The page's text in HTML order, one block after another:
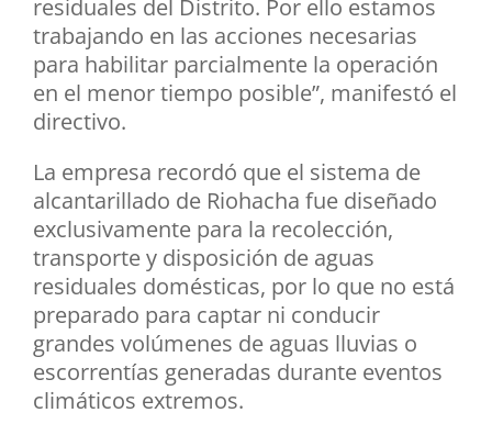
residuales del Distrito. Por ello estamos
trabajando en las acciones necesarias
para habilitar parcialmente la operación
en el menor tiempo posible”, manifestó el
directivo.
La empresa recordó que el sistema de
alcantarillado de Riohacha fue diseñado
exclusivamente para la recolección,
transporte y disposición de aguas
residuales domésticas, por lo que no está
preparado para captar ni conducir
grandes volúmenes de aguas lluvias o
escorrentías generadas durante eventos
climáticos extremos.